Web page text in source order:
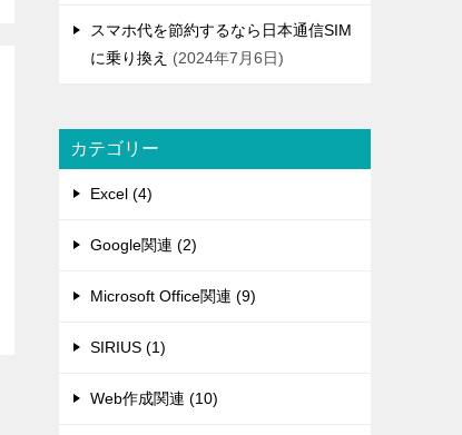
スマホ代を節約するなら日本通信SIM
に乗り換え
2024年7月6日
カテゴリー
Excel (4)
Google関連 (2)
Microsoft Office関連 (9)
SIRIUS (1)
Web作成関連 (10)